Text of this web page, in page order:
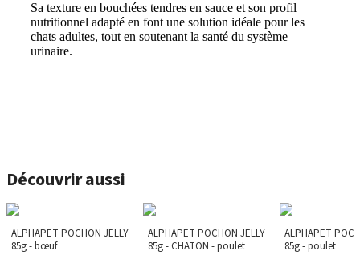
Sa texture en bouchées tendres en sauce et son profil
nutritionnel adapté en font une solution idéale pour les
chats adultes, tout en soutenant la santé du système
urinaire.
Découvrir aussi
ALPHAPET POCHON JELLY
85g - bœuf
ALPHAPET POCHON JELLY
85g - CHATON - poulet
ALPHAPET
85g - poulet